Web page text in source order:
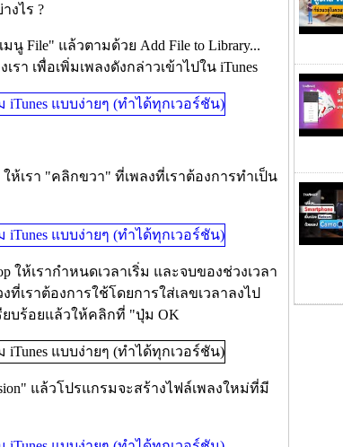
งไร ?
นู File" แล้วตามด้วย Add File to Library...
า เพื่อเพิ่มเพลงดังกล่าวเข้าไปใน iTunes
ห้เรา "คลิกขวา" ที่เพลงที่เราต้องการทำเป็น
ให้เรากำหนดเวลาเริ่ม และจบของช่วงเวลา
ที่เราต้องการใช้โดยการใส่เลขเวลาลงไป
ยบร้อยแล้วให้คลิกที่ "ปุ่ม OK
แล้วโปรแกรมจะสร้างไฟล์เพลงใหม่ที่มี